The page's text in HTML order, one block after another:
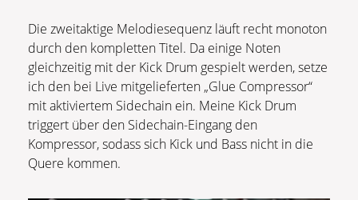
Die zweitaktige Melodiesequenz läuft recht monoton
durch den kompletten Titel. Da einige Noten
gleichzeitig mit der Kick Drum gespielt werden, setze
ich den bei Live mitgelieferten „Glue Compressor“
mit aktiviertem Sidechain ein. Meine Kick Drum
triggert über den Sidechain-Eingang den
Kompressor, sodass sich Kick und Bass nicht in die
Quere kommen.